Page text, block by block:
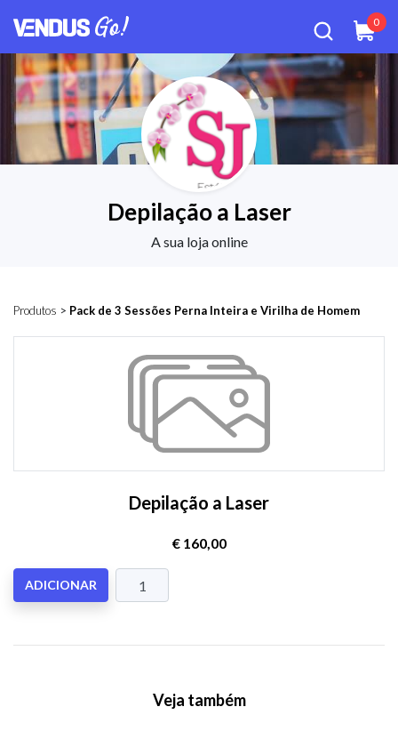
0
Depilação a Laser
A sua loja online
Produtos > Pack de 3 Sessões Perna Inteira e Virilha de Homem
Depilação a Laser
€ 160,00
ADICIONAR
Veja também